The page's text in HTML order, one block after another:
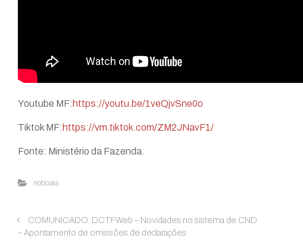
Youtube MF: https://youtu.be/1veQjvSne0o
Tiktok MF: https://vm.tiktok.com/ZM2JNavF1/
Fonte: Ministério da Fazenda.
noticias
COMUNICADO: DCTFWeb – Novidades no sistema de CND
– Apontamento de omissões de declarações